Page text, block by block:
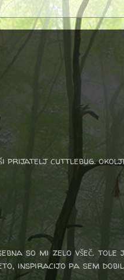
prijatelj cuttlebug.
so mi zelo všeč. tole
inspiracijo pa sem